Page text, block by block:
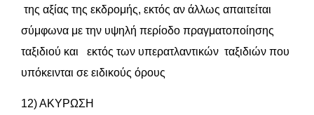
της αξίας της εκδρομής, εκτός αν άλλως απαιτείται
σύμφωνα με την υψηλή περίοδο πραγματοποίησης
ταξιδιού και εκτός των υπερατλαντικών ταξιδιών που
υπόκεινται σε ειδικούς όρους
12) ΑΚΥΡΩΣΗ